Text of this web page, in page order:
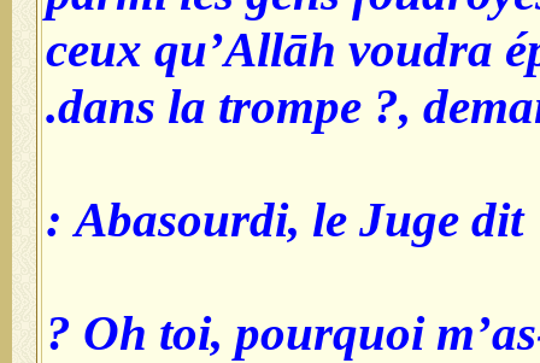
ceux qu’Allāh voudra
dans la trompe ?,
Abasourdi, le Juge dit :
Oh toi, pourquoi